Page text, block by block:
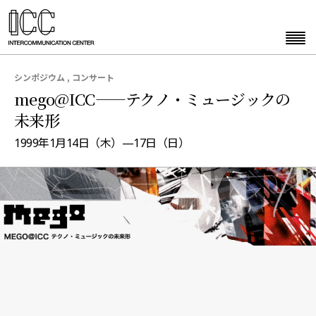
シンポジウム , コンサート
mego@ICC——テクノ・ミュージックの
未来形
1999年1月14日（木）—17日（日）